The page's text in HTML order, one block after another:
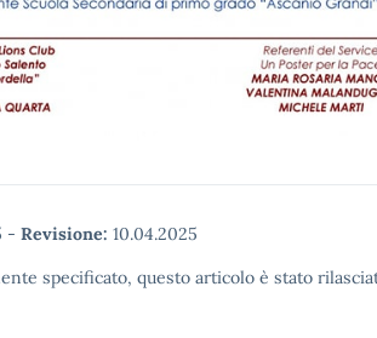
- Revisione: 10.04.2025
specificato, questo articolo è stato